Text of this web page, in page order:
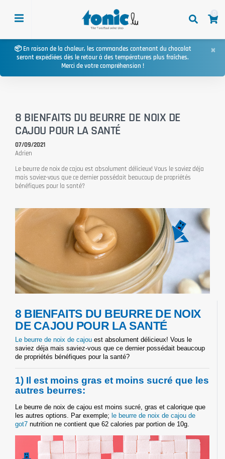
📦 En raison de la chaleur, les commandes contenant du chocolat
seront expédiées dès le retour à des températures plus fraîches.
Merci de votre compréhension !
×
8 BIENFAITS DU BEURRE DE NOIX DE
CAJOU POUR LA SANTÉ
07/09/2021
Adrien
Le beurre de noix de cajou est absolument délicieux! Vous le saviez déja
mais saviez-vous que ce dernier possédait beaucoup de propriétés
bénéfiques pour la santé?
8 BIENFAITS DU BEURRE DE NOIX
DE CAJOU POUR LA SANTÉ
Le beurre de noix de cajou est absolument délicieux! Vous le
saviez déja mais saviez-vous que ce dernier possédait beaucoup
de propriétés bénéfiques pour la santé?
1) Il est moins gras et moins sucré que les
autres beurres:
Le beurre de noix de cajou est moins sucré, gras et calorique que
les autres options. Par exemple; le beurre de noix de cajou de
got7 nutrition ne contient que 62 calories par portion de 10g.